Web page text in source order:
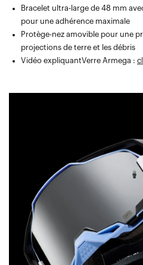
Bracelet ultra-large de 48 mm
pour une adhérence maximale
Protège-nez amovible pour une
projections de terre et les débris
Vidéo expliquantVerre Armega :